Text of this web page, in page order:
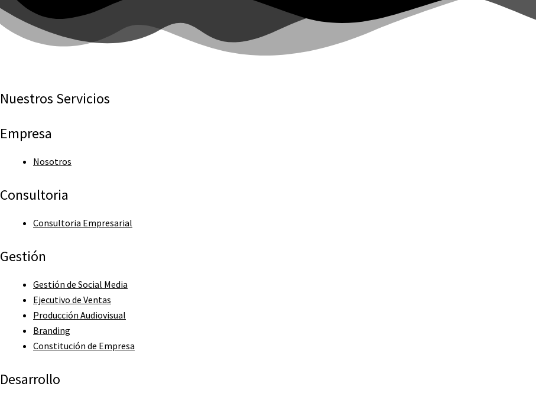
Nuestros Servicios
Empresa
Nosotros
Consultoria
Consultoria Empresarial
Gestión
Gestión de Social Media
Ejecutivo de Ventas
Producción Audiovisual
Branding
Constitución de Empresa
Desarrollo